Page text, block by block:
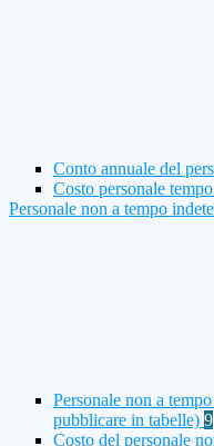
Conto annuale del
Costo personale
Personale non a tempo
Personale non a
pubblicare in tabelle) 9
Costo del personale